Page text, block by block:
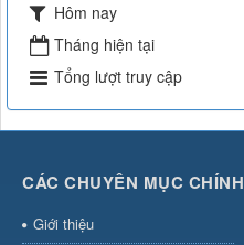
Hôm nay
Tháng hiện tại
Tổng lượt truy cập
CÁC CHUYÊN MỤC CHÍNH
Giới thiệu